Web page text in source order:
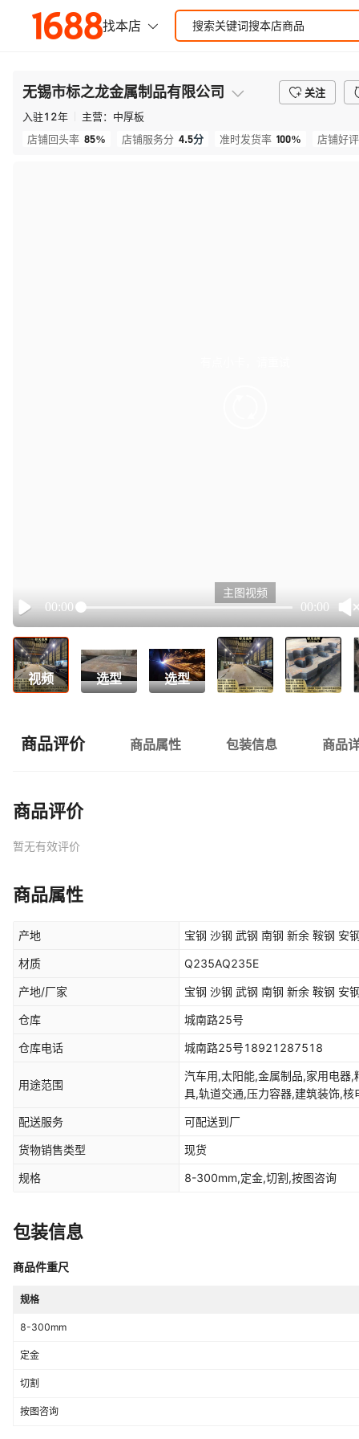
无锡市标之龙金属制品有限公司
关注
入驻12年 主营： 中厚板
店铺回头率 85% 店铺服务分 4.5分 准时发货率 100% 店铺好
Play
00:00 00:00
主图视频
视频 选型 选型
商品评价 商品属性 包装信息 商品
商品评价
暂无有效评价
商品属性
产地 宝钢 沙钢 武钢 南钢 新余 鞍钢 安
材质 Q235AQ235E
产地/厂家 宝钢 沙钢 武钢 南钢 新余 鞍钢 安
仓库 城南路25号
仓库电话 城南路25号18921287518
用途范围
汽车用,太阳能,金属制品,家用电器
具,轨道交通,压力容器,建筑装饰,
配送服务 可配送到厂
货物销售类型 现货
规格 8-300mm,定金,切割,按图咨询
包装信息
商品件重尺
规格
8-300mm
定金
切割
按图咨询